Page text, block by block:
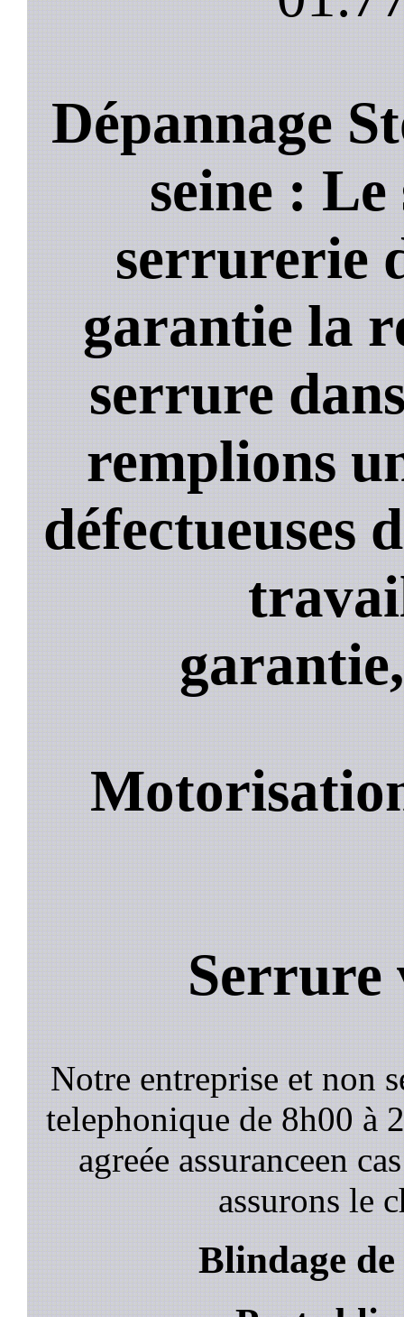
Dépannage
seine :
serrurerie
garantie la
serrure
remplions
défectueuses
garantie,
Serrure
Notre entreprise et non
telephonique de 8h00 à
agreée assuranceen
assurons le
Blindage